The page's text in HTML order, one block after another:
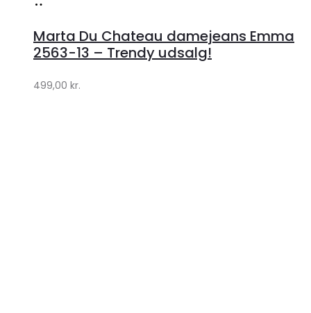
Klædeskabet.dk
Marta Du Chateau damejeans Emma
2563-13 – Trendy udsalg!
499,00 kr.